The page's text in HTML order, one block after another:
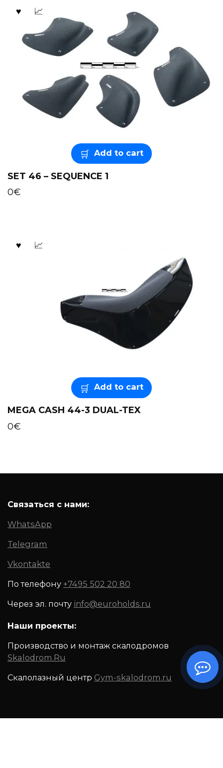
Add to cart
SET 46 – SEQUENCE 1
0€
Add to cart
MEGA CASH 44-3 DUAL-TEX
0€
Связаться с нами:
WhatsApp
Telegram
Vkontakte
По телефону +7495 502 20 80
Через эл. почту info@euroholds.ru
Наши проекты:
Производство и монтаж скалодромов
Skalodrom.Ru
Скалолазный центр Gym-skalodrom.ru